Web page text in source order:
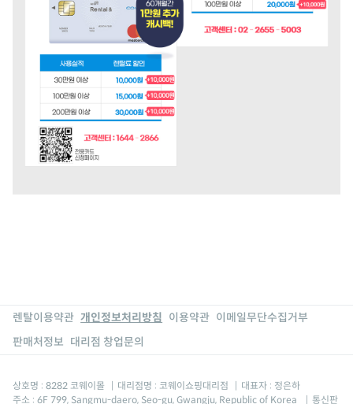
렌탈이용약관 개인정보처리방침 이용약관 이메일무단수집거부
판매처정보 대리점 창업문의
상호명 : 8282 코웨이몰 | 대리점명 : 코웨이쇼핑대리점 | 대표자 : 정은하
주소 : 6F 799, Sangmu-daero, Seo-gu, Gwangju, Republic of Korea
| 통신판